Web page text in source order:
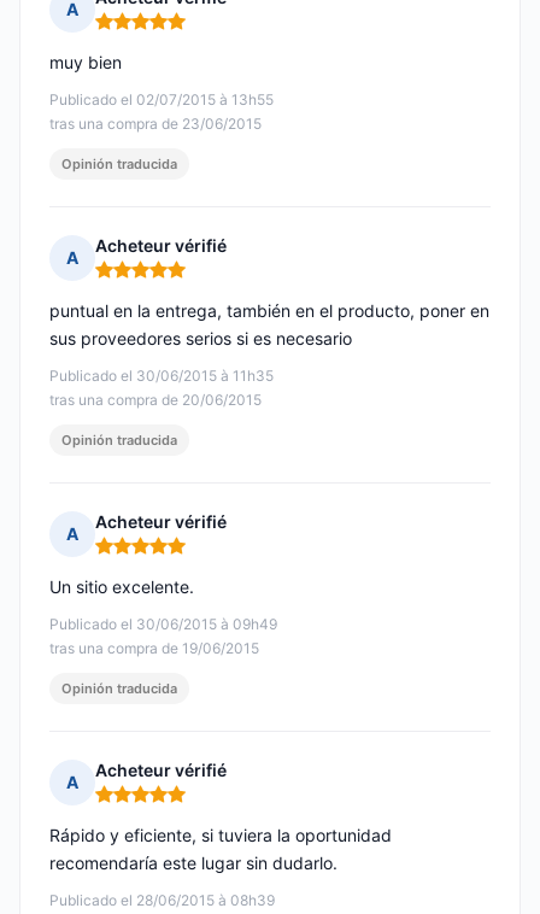
A
Nota: 5 de 5
Publicado el 02/07/2015 à 13h55
tras una compra de 23/06/2015
muy bien
Opinión traducida
A
Acheteur vérifié
Nota: 5 de 5
Publicado el 30/06/2015 à 11h35
tras una compra de 20/06/2015
puntual en la entrega, también en el producto, poner en
sus proveedores serios si es necesario
Opinión traducida
A
Acheteur vérifié
Nota: 5 de 5
Publicado el 30/06/2015 à 09h49
tras una compra de 19/06/2015
Un sitio excelente.
Opinión traducida
A
Acheteur vérifié
Nota: 5 de 5
Publicado el 28/06/2015 à 08h39
Rápido y eficiente, si tuviera la oportunidad
recomendaría este lugar sin dudarlo.